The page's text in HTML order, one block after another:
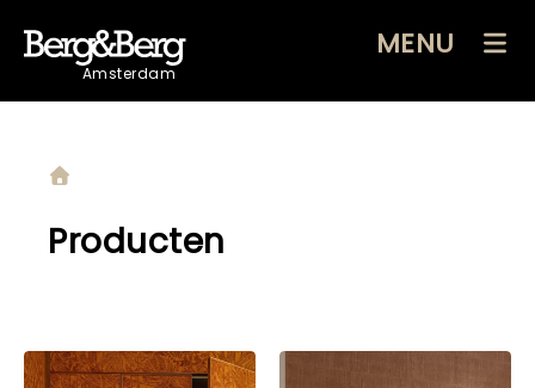
Amsterdam
MENU
Producten